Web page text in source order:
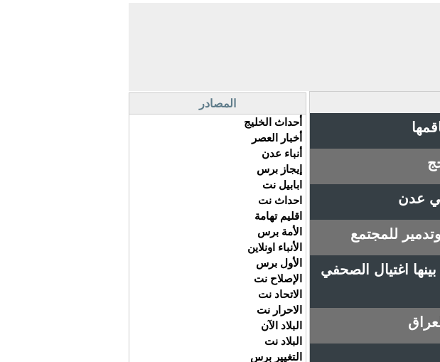
عدن
للمجتمع
اغتيال الصحفي
المصادر
أحداث الخليج
أخبار العصر
أنباء عدن
إيجاز برس
ابابيل نت
احداث نت
اقليم تهامة
الأمة برس
الأنباء اونلاين
الأول برس
الإصلاح نت
الاتحاد نت
الاحرار نت
البلاد الآن
البلاد نت
التغيير برس